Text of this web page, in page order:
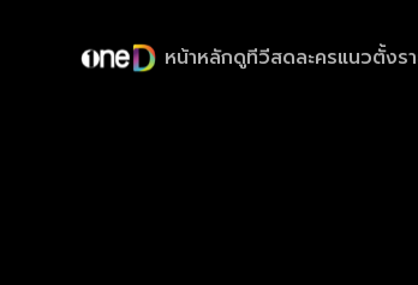
หน้าหลักดูทีวีสดละครแนวตั้งร